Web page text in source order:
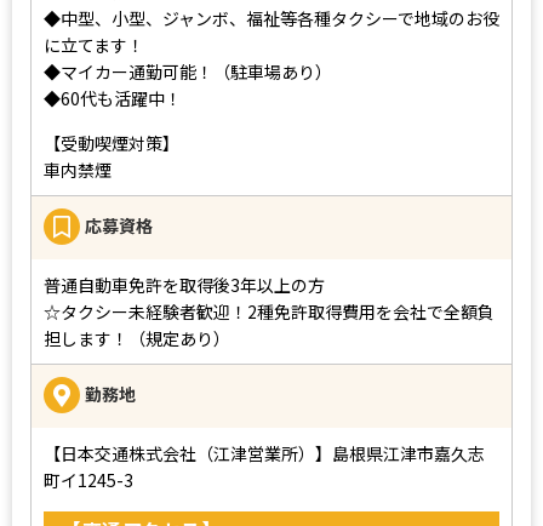
◆中型、小型、ジャンボ、福祉等各種タクシーで地域のお役
に立てます！
◆マイカー通勤可能！（駐車場あり）
◆60代も活躍中！
【受動喫煙対策】
車内禁煙
応募資格
普通自動車免許を取得後3年以上の方
☆タクシー未経験者歓迎！2種免許取得費用を会社で全額負
担します！（規定あり）
勤務地
【日本交通株式会社（江津営業所）】島根県江津市嘉久志
町イ1245-3